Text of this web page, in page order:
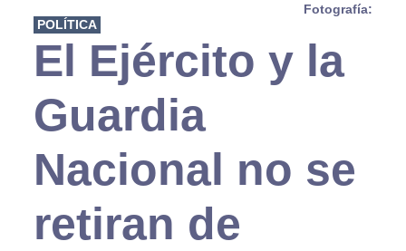
Fotografía:
POLÍTICA
El Ejército y la
Guardia
Nacional no se
retiran de